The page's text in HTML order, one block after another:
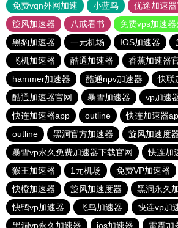
免费vqn外网加速
小蓝鸟 优途加速器
旋风加速器
八戒看书
免费vps加速
黑豹加速器
一元机场 IOS加速器
飞机加速器
酷通加速器
香蕉加速器
hammer加速器
酷通npv加速器
快联
酷通加速器官网
暴雪加速器
vp加速
快连加速器app
outline 快连加速器
outline
黑洞官方加速器 旋风加速度
暴雪vp永久免费加速器下载官网
快连加
猴王加速器
1元机场 免费VP加速器
快橙加速器
旋风加速度器 黑洞永久
快鸭vp加速器
飞鸟加速器
快连vp加
黑洞vp永久加速器
ios加速器 雷霆加